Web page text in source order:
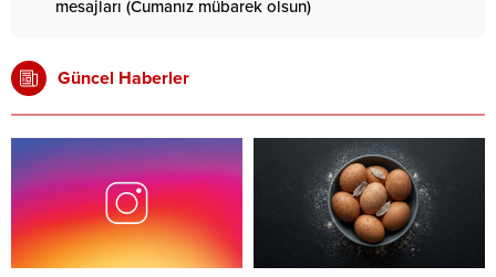
mesajları (Cumanız mübarek olsun)
Güncel Haberler